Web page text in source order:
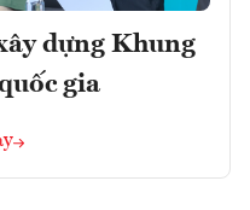
dựng Khung
gia